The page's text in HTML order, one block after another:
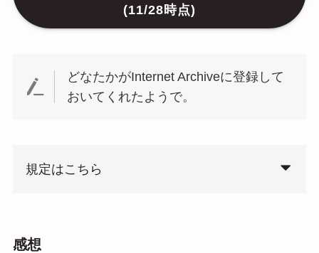
(11/28時点)
どなたかがInternet Archiveに登録して
おいてくれたようで。
規定はこちら
感想